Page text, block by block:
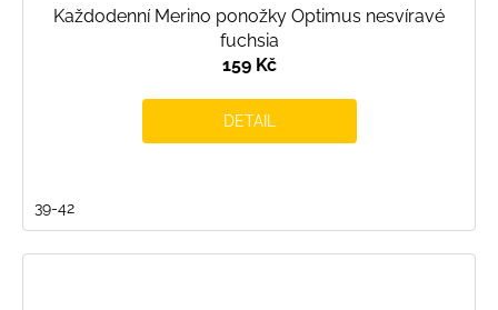
Každodenní Merino ponožky Optimus nesvíravé
fuchsia
159 Kč
DETAIL
39-42